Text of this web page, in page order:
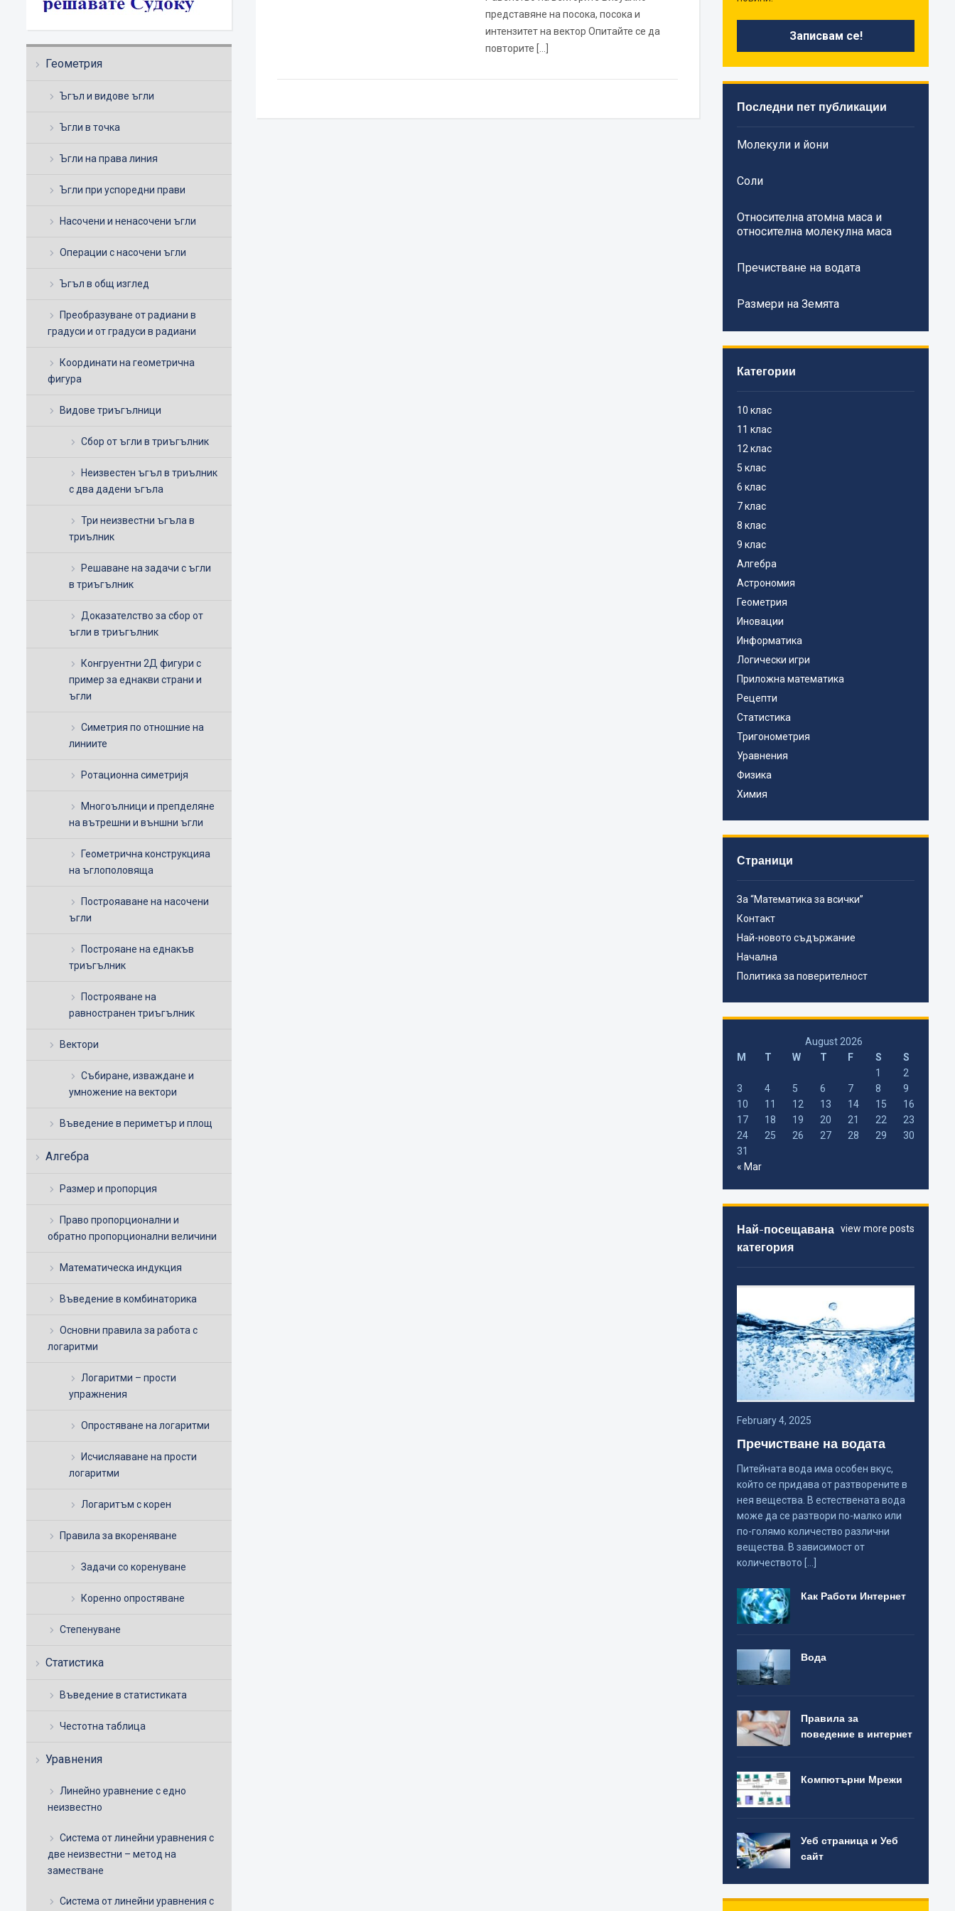
Геометрия
Ъгъл и видове ъгли
Ъгли в точка
Ъгли на права линия
Ъгли при успоредни прави
Насочени и ненасочени ъгли
Операции с насочени ъгли
Ъгъл в общ изглед
Преобразуване от радиани в
градуси и от градуси в радиани
Координати на геометрична
фигура
Видове триъгълници
Сбор от ъгли в триъгълник
Неизвестен ъгъл в триълник
с два дадени ъгъла
Три неизвестни ъгъла в
триълник
Решаване на задачи с ъгли
в триъгълник
Доказателство за сбор от
ъгли в триъгълник
Конгруентни 2Д фигури с
пример за еднакви страни и
ъгли
Симетрия по отношние на
линиите
Ротационна симетријя
Многоълници и препделяне
на вътрешни и външни ъгли
Геометрична конструкцияа
на ъглополовяща
Построяаване на насочени
ъгли
Построяане на еднакъв
триъгълник
Построяване на
равностранен триъгълник
Вектори
Събиране, изваждане и
умножение на вектори
Въведение в периметър и площ
Алгебра
Размер и пропорция
Право пропорционални и
обратно пропорционални величини
Математическа индукция
Въведение в комбинаторика
Основни правила за работа с
логаритми
Логаритми – прости
упражнения
Опростяване на логаритми
Исчисляаване на прости
логаритми
Логаритъм с корен
Правила за вкореняване
Задачи со коренуване
Коренно опростяване
Степенуване
Статистика
Въведение в статистиката
Честотна таблица
Уравнения
Линейно уравнение с едно
неизвестно
Система от линейни уравнения с
две неизвестни – метод на
заместване
Система от линейни уравнения с
представяне на посока, посока и
интензитет на вектор Опитайте се да
повторите […]
Последни пет публикации
Молекули и йони
Соли
Относителна атомна маса и
относителна молекулна маса
Пречистване на водата
Размери на Земята
Категории
10 клас
11 клас
12 клас
5 клас
6 клас
7 клас
8 клас
9 клас
Алгебра
Астрономия
Геометрия
Иновации
Информатика
Логически игри
Приложна математика
Рецепти
Статистика
Тригонометрия
Уравнения
Физика
Химия
Страници
За “Математика за всички”
Контакт
Най-новото съдържание
Начална
Политика за поверителност
August 2026
M
T W T F S
S
1
2
3
4 5 6 7 8
9
10
11 12 13 14 15
16
17
18 19 20 21 22
23
24
25 26 27 28 29
30
31
« Mar
view more posts
Най-посещавана
категория
February 4, 2025
Пречистване на водата
Питейната вода има особен вкус,
който се придава от разтворените в
нея вещества. В естествената вода
може да се разтвори по-малко или
по-голямо количество различни
вещества. В зависимост от
количеството […]
Как Работи Интернет
Вода
Правила за
поведение в интернет
Компютърни Мрежи
Уеб страница и Уеб
сайт